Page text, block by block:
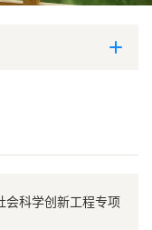
会科学创新工程专项